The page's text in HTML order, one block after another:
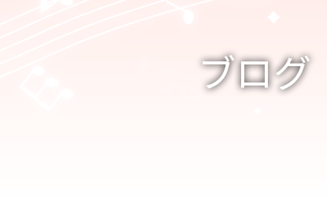
ブログ